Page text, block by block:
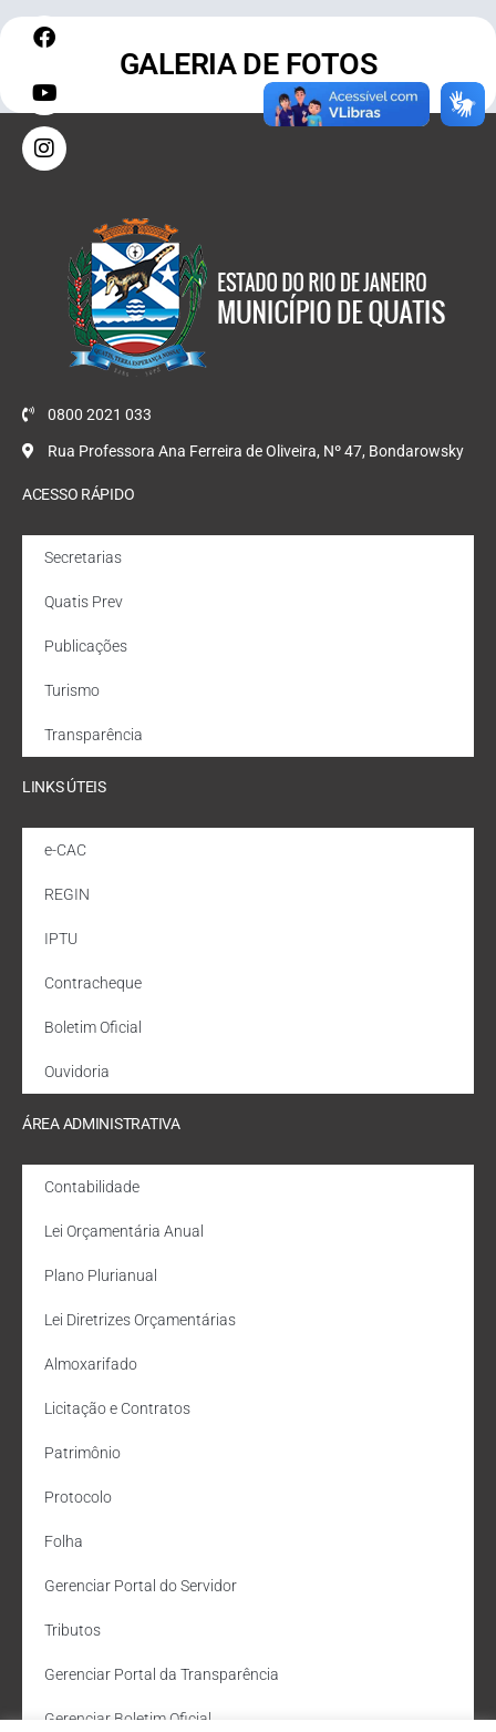
GALERIA DE FOTOS
0800 2021 033
Rua Professora Ana Ferreira de Oliveira, Nº 47, Bondarowsky
ACESSO RÁPIDO
Secretarias
Quatis Prev
Publicações
Turismo
Transparência
LINKS ÚTEIS
e-CAC
REGIN
IPTU
Contracheque
Boletim Oficial
Ouvidoria
ÁREA ADMINISTRATIVA
Contabilidade
Lei Orçamentária Anual
Plano Plurianual
Lei Diretrizes Orçamentárias
Almoxarifado
Licitação e Contratos
Patrimônio
Protocolo
Folha
Gerenciar Portal do Servidor
Tributos
Gerenciar Portal da Transparência
Gerenciar Boletim Oficial